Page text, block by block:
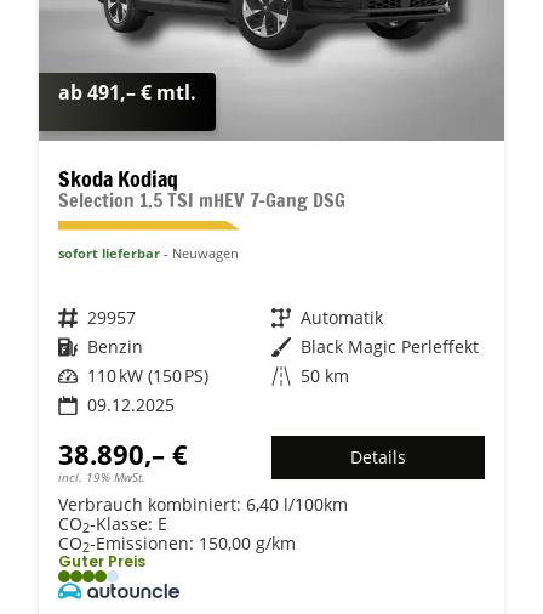
ab 491,– € mtl.
Skoda Kodiaq
Selection 1.5 TSI mHEV 7-Gang DSG
sofort lieferbar Neuwagen
Fahrzeugnr. 29957 Getriebe Automatik
Kraftstoff Benzin Außenfarbe Black Magic Perleffekt
Leistung 110 kW (150 PS) Kilometerstand 50 km
09.12.2025
38.890,– €
incl. 19% MwSt.
Details
Verbrauch kombiniert: 6,40 l/100km
CO2-Klasse: E
CO2-Emissionen: 150,00 g/km
Guter Preis